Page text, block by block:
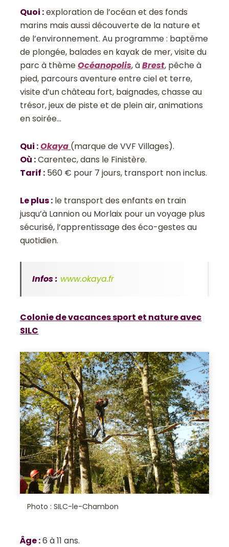
Quoi :exploration de l’océan et des fonds
marins mais aussi découverte de la nature et
de l’environnement. Au programme : baptême
de plongée, balades en kayak de mer, visite du
parc à thèmeOcéanopolis, àBrest, pêche à
pied, parcours aventure entre ciel et terre,
visite d’un château fort, baignades, chasse au
trésor, jeux de piste et de plein air, animations
en soirée…
Qui :Okaya (marque de VVF Villages).
Où :Carentec, dans le Finistère.
Tarif : 560 € pour 7 jours, transport non inclus.
Le plus: le transport des enfants en train
jusqu’à Lannion ou Morlaix pour un voyage plus
sécurisé, l’apprentissage des éco-gestes au
quotidien.
Infos : www.okaya.fr
Colonie de vacances sport et nature avec
SILC
Photo : SILC-le-Chambon
Âge:6 à 11 ans.